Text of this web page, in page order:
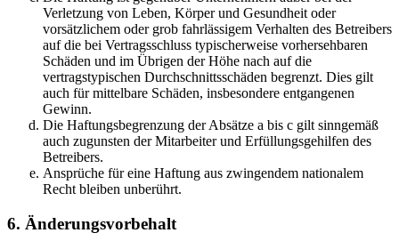
Verletzung von Leben, Körper und Gesundheit oder
vorsätzlichem oder grob fahrlässigem Verhalten des Betreibers
auf die bei Vertragsschluss typischerweise vorhersehbaren
Schäden und im Übrigen der Höhe nach auf die
vertragstypischen Durchschnittsschäden begrenzt. Dies gilt
auch für mittelbare Schäden, insbesondere entgangenen
Gewinn.
Die Haftungsbegrenzung der Absätze a bis c gilt sinngemäß
auch zugunsten der Mitarbeiter und Erfüllungsgehilfen des
Betreibers.
Ansprüche für eine Haftung aus zwingendem nationalem
Recht bleiben unberührt.
6. Änderungsvorbehalt